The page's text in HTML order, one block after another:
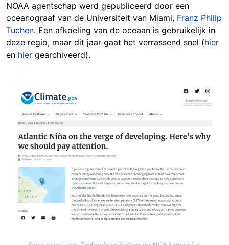
NOAA agentschap werd gepubliceerd door een
oceanograaf van de Universiteit van Miami, Franz Philip
Tuchen. Een afkoeling van de oceaan is gebruikelijk in
deze regio, maar dit jaar gaat het verrassend snel (hier
en hier gearchiveerd).
Image